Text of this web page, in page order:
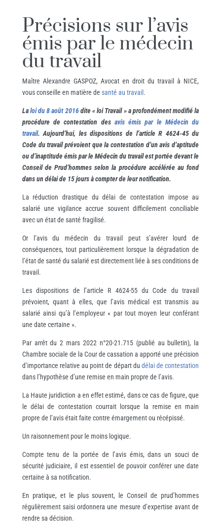
Précisions sur l’avis
émis par le médecin
du travail
Maître Alexandre GASPOZ, Avocat en droit du travail à NICE,
vous conseille en matière de santé au travail .
Laloi du 8 août 2016dite « loi Travail » a profondément modifié la
procédure de contestation des avis émis par le Médecin du
travail. Aujourd’hui, les dispositions de l’article R 4624-45 du
Code du travail prévoient que la contestation d’un avis d’aptitude
ou d’inaptitude émis par le Médecin du travail est portée devant le
Conseil de Prud’hommes selon la procédure accélérée au fond
dans un délai de 15 jours à compter de leur notification.
La réduction drastique du délai de contestation impose au
salarié une vigilance accrue souvent difficilement conciliable
avec un état de santé fragilisé.
Or l’avis du médecin du travail peut s’avérer lourd de
conséquences, tout particulièrement lorsque la dégradation de
l’état de santé du salarié est directement liée à ses conditions de
travail.
Les dispositions de l’article R 4624-55 du Code du travail
prévoient, quant à elles, que l’avis médical est transmis au
salarié ainsi qu’à l’employeur « par tout moyen leur conférant
une date certaine ».
Par arrêt du 2 mars 2022 n°20-21.715 (publié au bulletin), la
Chambre sociale de la Cour de cassation a apporté une précision
d’importance relative au point de départ du délai de contestation
dans l’hypothèse d’une remise en main propre de l’avis.
La Haute juridiction a en effet estimé, dans ce cas de figure, que
le délai de contestation courrait lorsque la remise en main
propre de l’avis était faite contre émargement ou récépissé.
Un raisonnement pour le moins logique.
Compte tenu de la portée de l’avis émis, dans un souci de
sécurité judiciaire, il est essentiel de pouvoir conférer une date
certaine à sa notification.
En pratique, et le plus souvent, le Conseil de prud’hommes
régulièrement saisi ordonnera une mesure d’expertise avant de
rendre sa décision.